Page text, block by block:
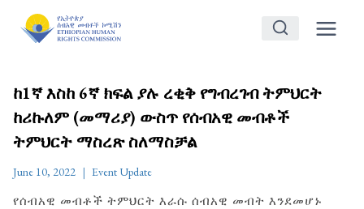
ከ1ኛ እስከ 6ኛ ክፍል ያሉ ረቂቅ የግብረገብ ትምህርት
ከሪኩለም (መማሪያ) ውስጥ የሰብአዊ መብቶች
ትምህርት ማስረጽ ስለማስቻል
June 10, 2022 Event Update
የሰብአዊ መብቶች ትምህርት እራሱ ሰብአዊ መብት እንደመሆኑ